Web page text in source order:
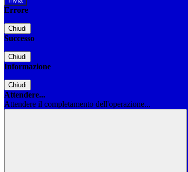
Errore
Chiudi
Successo
Chiudi
Informazione
Chiudi
Attendere...
Attendere il completamento dell'operazione...